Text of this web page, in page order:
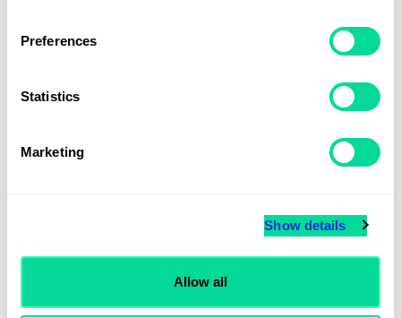
Preferences
Statistics
Marketing
Show details
Allow all
Från709